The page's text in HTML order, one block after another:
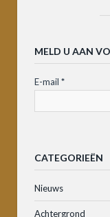
MELD U AAN
E-mail *
CATEGORIEËN
Nieuws
Achtergrond